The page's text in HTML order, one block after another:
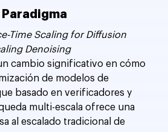
Time Scaling for Diffusion
Denoising
cambio significativo en cómo
de modelos de
basado en verificadores y
multi-escala ofrece una
al escalado tradicional de